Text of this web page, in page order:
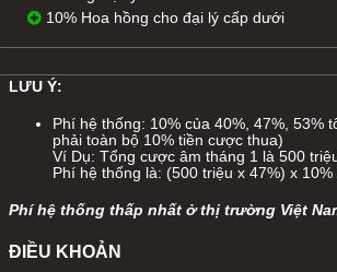
10% Hoa hồng cho đại lý cấp dưới
LƯU Ý:
Phí hệ thống: 10% của 40%, 47%, 53%
phải toàn bộ 10% tiền cược thua)
Ví Dụ: Tổng cược âm tháng 1 là 500
Phí hệ thống là: (500 triệu x 47%) x
Phí hệ thống thấp nhất ở thị trường Việt
ĐIỀU KHOẢN